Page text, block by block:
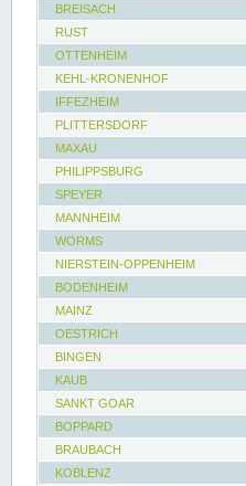
BREISACH
RUST
OTTENHEIM
KEHL-KRONENHOF
IFFEZHEIM
PLITTERSDORF
MAXAU
PHILIPPSBURG
SPEYER
MANNHEIM
WORMS
NIERSTEIN-OPPENHEIM
BODENHEIM
MAINZ
OESTRICH
BINGEN
KAUB
SANKT GOAR
BOPPARD
BRAUBACH
KOBLENZ